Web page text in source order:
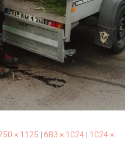
× 1125 | 683 × 1024 | 1024 ×